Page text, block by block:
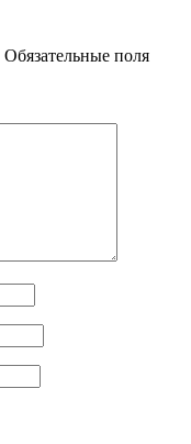
Обязательные поля